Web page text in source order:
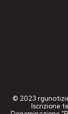
© 2023
Iscrizione